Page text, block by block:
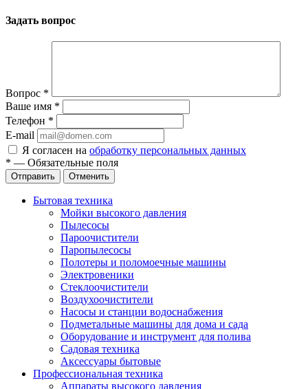
Задать вопрос
Вопрос *
Ваше имя *
Телефон *
E-mail
Я согласен на обработку персональных данных
* — Обязательные поля
Отправить Отменить
Бытовая техника
Мойки высокого давления
Пылесосы
Пароочистители
Паропылесосы
Полотеры и поломоечные машины
Электровеники
Стеклоочистители
Воздухоочистители
Насосы и станции водоснабжения
Подметальные машины для дома и сада
Оборудование и инструмент для полива
Садовая техника
Аксессуары бытовые
Профессиональная техника
Аппараты высокого давления